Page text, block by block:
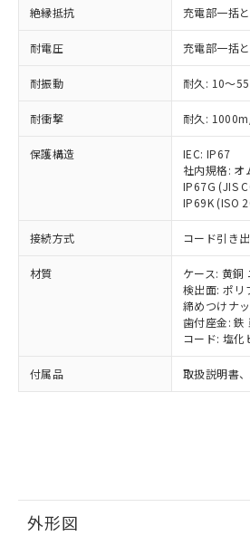
絶縁抵抗 充電部一括
耐電圧 充電部一括
耐振動 耐久: 10～
耐衝撃 耐久:
保護構造
IEC: IP67
社内規格: オ
IP67G (JIS
IP69K (ISO
接続方式 コード引き
材質
ケース: 黄銅
検出面: ポリ
締めつけナ
歯付座金: 鉄
コード: 塩化
付属品 取扱説明書
外形図
在庫状況および標準価
記載している更新日時
タに基づき作成される
覧された時点での実際
準価格とは異なる場合
正式な納期状況および
様のお取引先、または
ムロン制御機器販売店
ご相談ください。
オムロン制御機器販売
販売ネットワーク
在庫状況および標準価
事前の承諾なく第三者
示しないようお願いし
マイパーツ機能（部品
ビス）をご利用いただ
メンバーズにご登録さ
お客様が当ウェブサイ
むを得ず変更することがあり
*EU RoHS指令（10物質）：
鉛(Pb) 1000ppm以下、 水銀(Hg)
ミウム(Cd) 100ppm以下、
六価クロム(Cr(Ⅵ)) 1000ppm以下、
(PBDE) 1000ppm以下、フタル酸ビス
ル) (DEHP)(別名：DOP) 1000ppm以
ルベンジル（BBP） 1000ppm以下、
（DBP） 1000ppm以下、フタル酸ジ
但し、RoHS指令で産業用監視および
フタル酸エステル類の４物質につい
図的な使用がないことを確認してい
部品在庫の切り替え状況な
月が前後することがあります
EU RoHS指令（10物質）の
51物質の非含有証明書（当社
い合わせください。
Cr(Ⅵ)(六価クロム) : 1000ppm、
ニル類) : 1000ppm、 PBDEs(ポリ臭
DBP(フタル酸ジブチル) : 1000ppm
イソブチル) : 1000ppm、 BBP(フタル
DEHP(フタル酸ビス(2-エチルヘキシ
※2 環境保護使用期限
「ｅ」：有害物質（10物質
準値以下であることを示しま
「10」：通常の使用状況下
質が外部に漏えいし、環境に
及ぼさない年数を意味します
「－」：未確認です。当社
為替および外国貿易法
（以下｢規制貨物等」
または国外への提供す
国政府の輸出許可(ま
可)を取得するなどの
当社は規制貨物を破棄
全に破砕するなど、違
いよう必要な手段を講じ
当社は貴社製品を、核
ル、化学兵器、生物兵
武器並びにこれらの製
使用いたしません。
当社は、貴社製品を第
場合は、上記1、2およ
該第三者に通知します
販売先および販売に係
法に輸出するおそれが
一定数以上の在庫
一定数には満たな
在庫なし(最新の在
いては、お客様の
たはお客様担当の
機器販売店・当社
認ください)
受注生産機種、ま
情報を公開してい